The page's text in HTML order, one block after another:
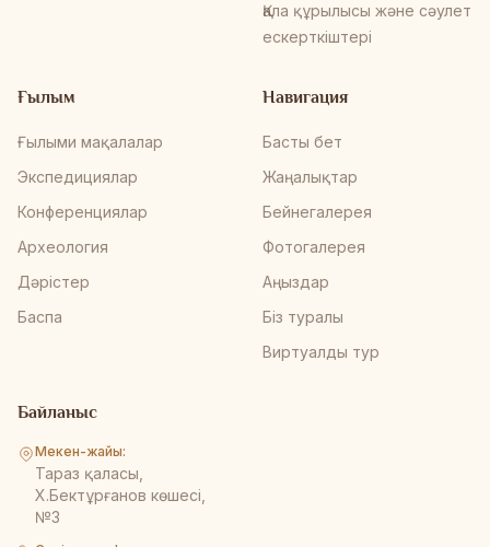
Қала құрылысы және сәулет
ескерткіштері
Ғылым
Ғылыми мақалалар
Экспедициялар
Конференциялар
Археология
Дәрістер
Баспа
Навигация
Басты бет
Жаңалықтар
Бейнегалерея
Фотогалерея
Аңыздар
Біз туралы
Виртуалды тур
Байланыс
Мекен-жайы:
Тараз қаласы,
Х.Бектұрғанов көшесі,
№3